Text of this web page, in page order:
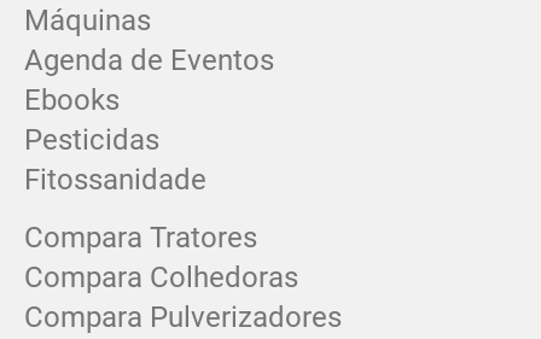
Máquinas
Agenda de Eventos
Ebooks
Pesticidas
Fitossanidade
Compara Tratores
Compara Colhedoras
Compara Pulverizadores